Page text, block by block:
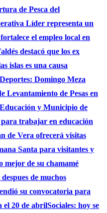
de Pesca del
Líder representa un
el empleo local en
destacó que los ex
islas es una causa
Deportes: Domingo Meza
de Pesas en
y Municipio de
trabajar en educación
de Vera ofrecerá visitas
Santa para visitantes y
mejor de su chamamé
de muchos
su convocatoria para
el 20 de abrilSociales: hoy se